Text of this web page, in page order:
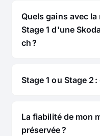
Quels gains avec
Stage 1 d'une
ch ?
Stage 1 ou Stage 2
La fiabilité de mon
préservée ?